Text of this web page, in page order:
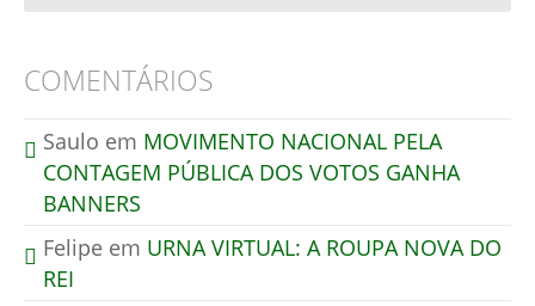
COMENTÁRIOS
Saulo em MOVIMENTO NACIONAL PELA
CONTAGEM PÚBLICA DOS VOTOS GANHA
BANNERS
Felipe em URNA VIRTUAL: A ROUPA NOVA DO
REI